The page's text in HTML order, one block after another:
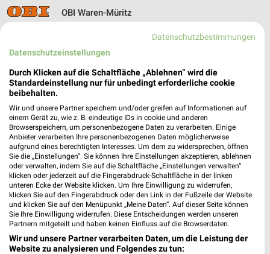
OBI Waren-Müritz
Heute 08:00 - 20:00 Uhr |
120,45 km • Angebote: 1 Prospekt
team baucenter Waren
Friedr.-Wilh.-Raiffeisen-Straße 3
17192 Waren
Heute 06:30 - 18:00 Uhr | Öffnet in 59 Min.
120,47 km
hagebaumarkt Pritzwalk
Rostocker Str. 1
16928 Pritzwalk
Datenschutzbestimmungen
Datenschutzeinstellungen
Durch Klicken auf die Schaltfläche „Ablehnen“ wird die
Standardeinstellung nur für unbedingt erforderliche cookie
beibehalten.
Wir und unsere Partner speichern und/oder greifen auf Informationen auf
einem Gerät zu, wie z. B. eindeutige IDs in cookie und anderen
Browserspeichern, um personenbezogene Daten zu verarbeiten. Einige
Anbieter verarbeiten Ihre personenbezogenen Daten möglicherweise
aufgrund eines berechtigten Interesses. Um dem zu widersprechen, öffnen
Sie die „Einstellungen“. Sie können Ihre Einstellungen akzeptieren, ablehnen
oder verwalten, indem Sie auf die Schaltfläche „Einstellungen verwalten“
klicken oder jederzeit auf die Fingerabdruck-Schaltfläche in der linken
unteren Ecke der Website klicken. Um Ihre Einwilligung zu widerrufen,
klicken Sie auf den Fingerabdruck oder den Link in der Fußzeile der Website
und klicken Sie auf den Menüpunkt „Meine Daten“. Auf dieser Seite können
Sie Ihre Einwilligung widerrufen. Diese Entscheidungen werden unseren
Partnern mitgeteilt und haben keinen Einfluss auf die Browserdaten.
Wir und unsere Partner verarbeiten Daten, um die Leistung der
Website zu analysieren und Folgendes zu tun: